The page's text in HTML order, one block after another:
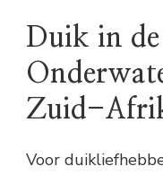
Duik in
Zuid-
Voor